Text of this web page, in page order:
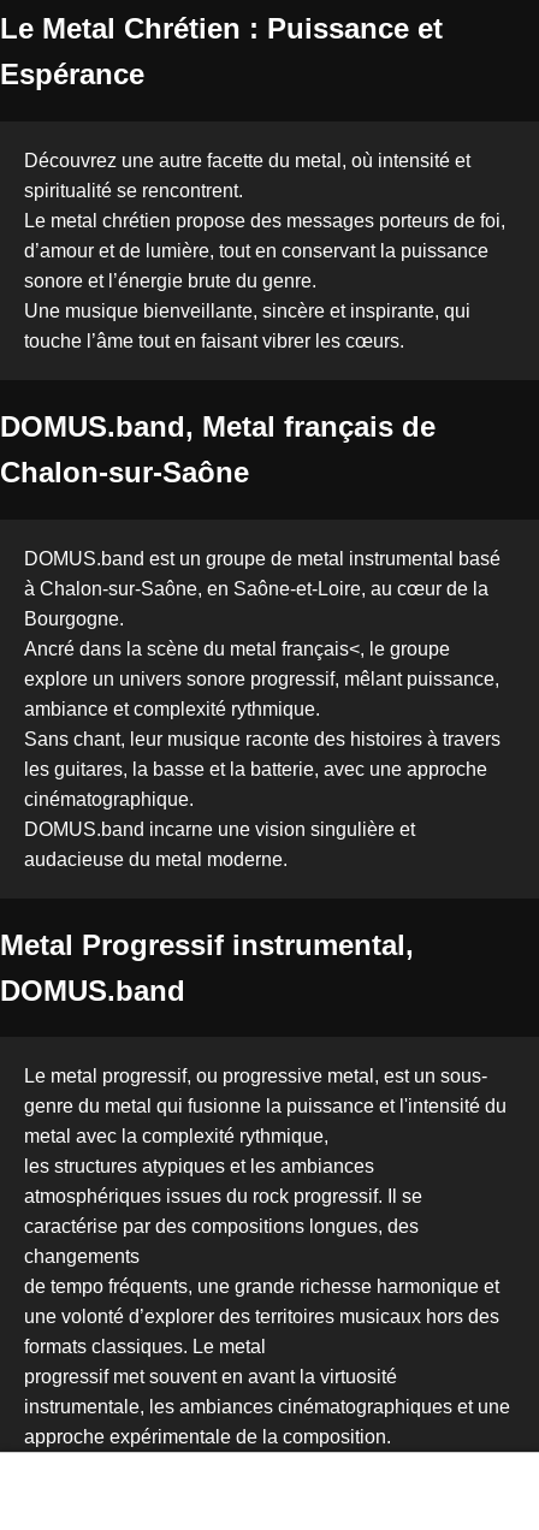
Le Metal Chrétien : Puissance et
Espérance
Découvrez une autre facette du metal, où intensité et
spiritualité se rencontrent.
Le metal chrétien propose des messages porteurs de foi,
d’amour et de lumière, tout en conservant la puissance
sonore et l’énergie brute du genre.
Une musique bienveillante, sincère et inspirante, qui
touche l’âme tout en faisant vibrer les cœurs.
DOMUS.band, Metal français de
Chalon-sur-Saône
DOMUS.band est un groupe de metal instrumental basé
à Chalon-sur-Saône, en Saône-et-Loire, au cœur de la
Bourgogne.
Ancré dans la scène du metal français<, le groupe
explore un univers sonore progressif, mêlant puissance,
ambiance et complexité rythmique.
Sans chant, leur musique raconte des histoires à travers
les guitares, la basse et la batterie, avec une approche
cinématographique.
DOMUS.band incarne une vision singulière et
audacieuse du metal moderne.
Metal Progressif instrumental,
DOMUS.band
Le metal progressif, ou progressive metal, est un sous-
genre du metal qui fusionne la puissance et l'intensité du
metal avec la complexité rythmique,
les structures atypiques et les ambiances
atmosphériques issues du rock progressif. Il se
caractérise par des compositions longues, des
changements
de tempo fréquents, une grande richesse harmonique et
une volonté d’explorer des territoires musicaux hors des
formats classiques. Le metal
progressif met souvent en avant la virtuosité
instrumentale, les ambiances cinématographiques et une
approche expérimentale de la composition.